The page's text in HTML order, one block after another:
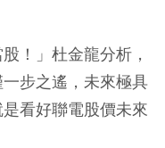
！」杜金龍分析，
步之遙，未來極具
看好聯電股價未來